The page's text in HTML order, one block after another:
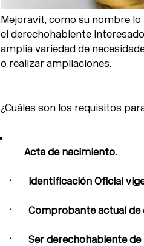
Mejoravit, como su nombre
el derechohabiente
amplia variedad de
o realizar ampliaciones.
¿Cuáles son los requisitos
Acta de nacimiento.
· Identificación Oficial
· Comprobante actual de
· Ser derechohabiente de